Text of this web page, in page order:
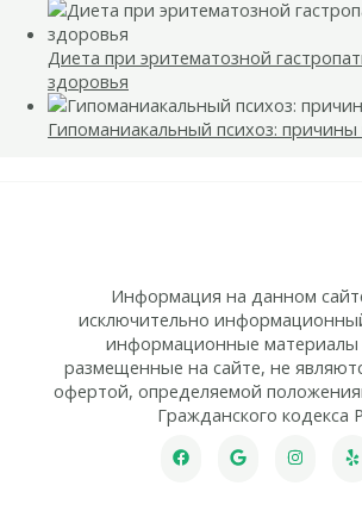
Диета при эритематозной
здоровья
Гипоманиакальный психоз:
Информация на данном
исключительно
информационные
размещенные на сайте, не
офертой, определяемой
Гражданского кодекса